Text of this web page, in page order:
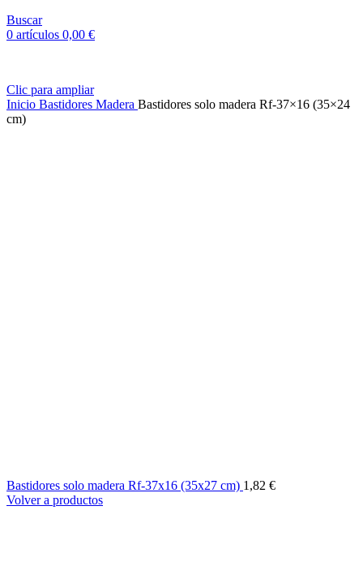
Buscar
0 artículos 0,00 €
Clic para ampliar
Inicio Bastidores Madera Bastidores solo madera Rf-37×16 (35×24
cm)
Bastidores solo madera Rf-37x16 (35x27 cm) 1,82 €
Volver a productos